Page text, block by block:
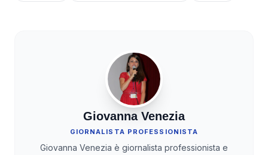
Giovanna Venezia
GIORNALISTA PROFESSIONISTA
Giovanna Venezia è giornalista professionista e